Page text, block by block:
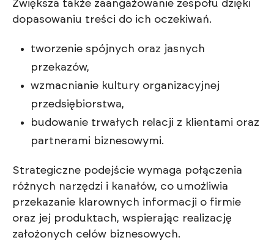
Zwiększa także zaangażowanie zespołu dzięki
dopasowaniu treści do ich oczekiwań.
tworzenie spójnych oraz jasnych
przekazów,
wzmacnianie kultury organizacyjnej
przedsiębiorstwa,
budowanie trwałych relacji z klientami oraz
partnerami biznesowymi.
Strategiczne podejście wymaga połączenia
różnych narzędzi i kanałów, co umożliwia
przekazanie klarownych informacji o firmie
oraz jej produktach, wspierając realizację
założonych celów biznesowych.